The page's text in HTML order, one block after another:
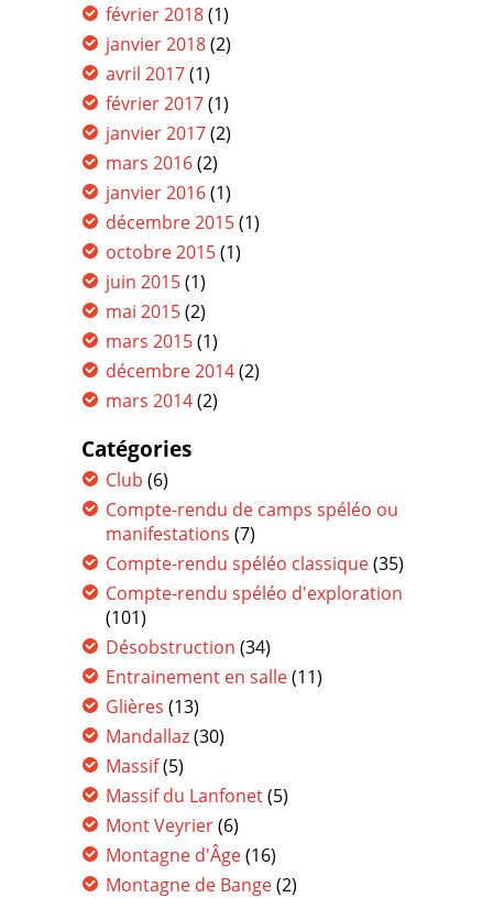
février 2018(1)
janvier 2018(2)
avril 2017(1)
février 2017(1)
janvier 2017(2)
mars 2016(2)
janvier 2016(1)
décembre 2015(1)
octobre 2015(1)
juin 2015(1)
mai 2015(2)
mars 2015(1)
décembre 2014(2)
mars 2014(2)
Catégories
Club (6)
Compte-rendu de camps spéléo ou
manifestations (7)
Compte-rendu spéléo classique(35)
Compte-rendu spéléo d'exploration
(101)
Désobstruction (34)
Entrainement en salle(11)
Glières (13)
Mandallaz(30)
Massif(5)
Massif du Lanfonet(5)
Mont Veyrier(6)
Montagne d'Âge(16)
Montagne de Bange(2)